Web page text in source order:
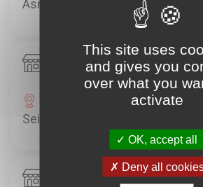
Asnières-Sur-Seine
Axa - M OUDET
44 RUE DE LA SABLIERE
Seine
Axa - M PIERRE
This site uses
and gives you
over what you
activate
OK, accept all
Deny all